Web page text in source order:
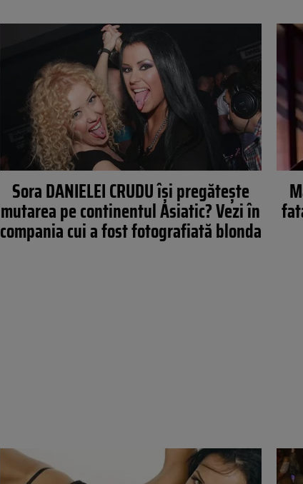
Sora DANIELEI CRUDU îşi pregăteşte
mutarea pe continentul Asiatic? Vezi în
compania cui a fost fotografiată blonda